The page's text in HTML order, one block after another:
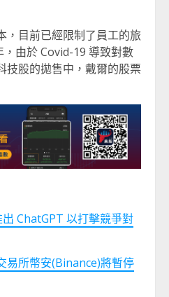
，目前已經限制了員工的旅
由於 Covid-19 導致對數
技股的拋售中，戴爾的股票
出 ChatGPT 以打擊競爭對
易所幣安(Binance)將暫停